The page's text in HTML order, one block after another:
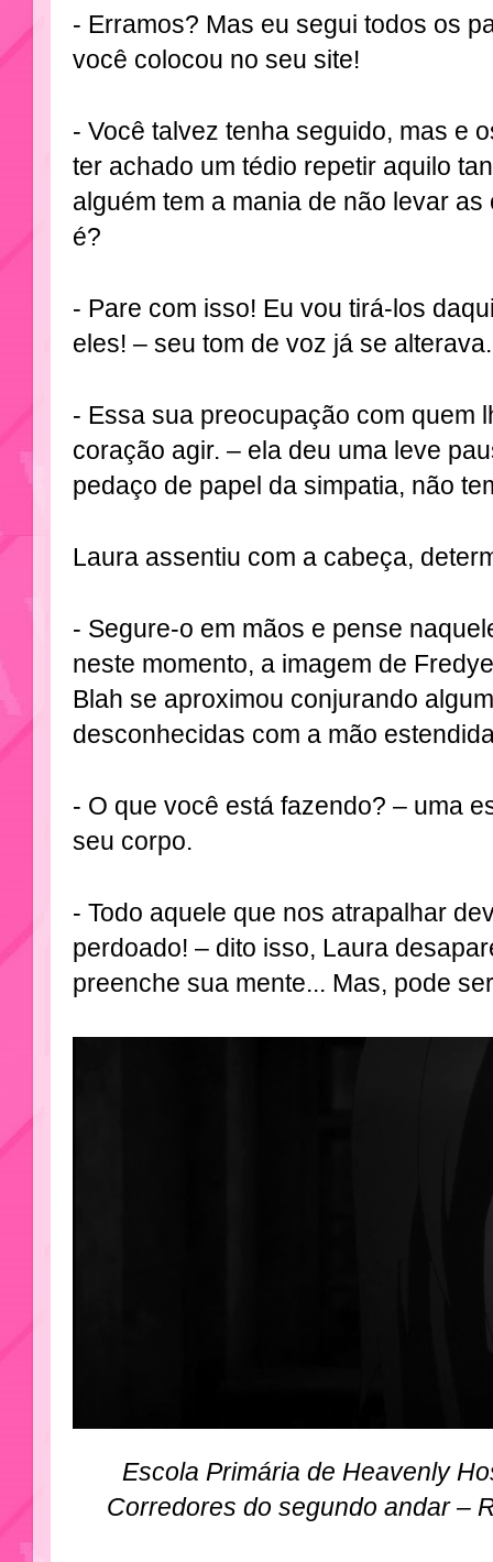
- Erramos? Mas eu segui todos os
você colocou no seu site!
- Você talvez tenha seguido, mas e
ter achado um tédio repetir aquilo
alguém tem a mania de não levar
é?
- Pare com isso! Eu vou tirá-los
eles! – seu tom de voz já se alterava.
- Essa sua preocupação com quem
coração agir. – ela deu uma leve
pedaço de papel da simpatia, não
Laura assentiu com a cabeça,
- Segure-o em mãos e pense
neste momento, a imagem de
Blah se aproximou conjurando
desconhecidas com a mão
- O que você está fazendo? – uma
seu corpo.
- Todo aquele que nos atrapalhar
perdoado! – dito isso, Laura
preenche sua mente... Mas, pode
Escola Primária de Heavenly
Corredores do segundo andar –